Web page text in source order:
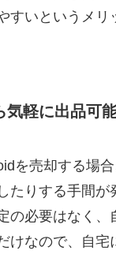
すいというメリ
気軽に出品可
を売却する場
たりする手間が
の必要はなく、
けなので、自宅